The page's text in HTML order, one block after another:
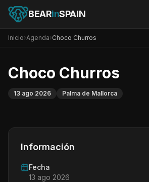
BEARinSPAIN
Inicio›Agenda›Choco Churros
Choco Churros
13 ago 2026 Palma de Mallorca
Información
Fecha
13 ago 2026